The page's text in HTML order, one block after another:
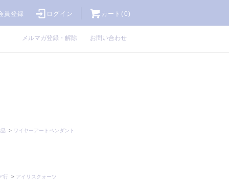
員登録 ログイン カート(0)
メルマガ登録・解除 お問い合わせ
> ワイヤーアートペンダント
行 > アイリスクォーツ